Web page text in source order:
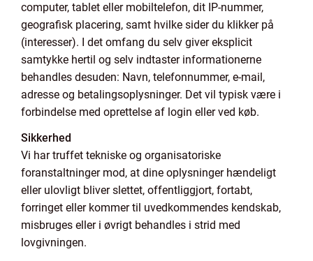
computer, tablet eller mobiltelefon, dit IP-nummer,
geografisk placering, samt hvilke sider du klikker på
(interesser). I det omfang du selv giver eksplicit
samtykke hertil og selv indtaster informationerne
behandles desuden: Navn, telefonnummer, e-mail,
adresse og betalingsoplysninger. Det vil typisk være i
forbindelse med oprettelse af login eller ved køb.
Sikkerhed
Vi har truffet tekniske og organisatoriske
foranstaltninger mod, at dine oplysninger hændeligt
eller ulovligt bliver slettet, offentliggjort, fortabt,
forringet eller kommer til uvedkommendes kendskab,
misbruges eller i øvrigt behandles i strid med
lovgivningen.